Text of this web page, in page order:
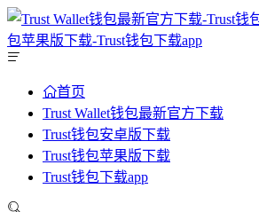
首页
Trust Wallet钱包最新官方下载
Trust钱包安卓版下载
Trust钱包苹果版下载
Trust钱包下载app